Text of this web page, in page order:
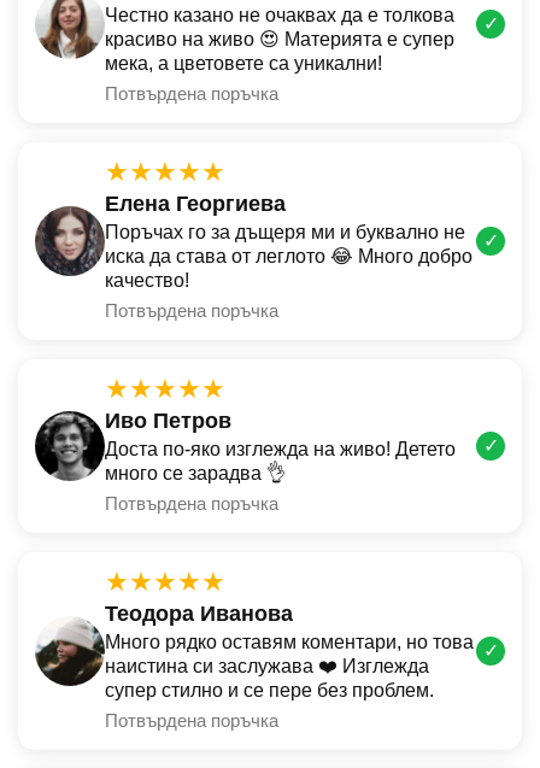
Честно казано не очаквах да е толкова
красиво на живо 😍 Материята е супер
мека, а цветовете са уникални!
Потвърдена поръчка
✓
★★★★★
Елена Георгиева
Поръчах го за дъщеря ми и буквално не
иска да става от леглото 😂 Много добро
качество!
Потвърдена поръчка
✓
★★★★★
Иво Петров
Доста по-яко изглежда на живо! Детето
много се зарадва 👌
Потвърдена поръчка
✓
★★★★★
Теодора Иванова
Много рядко оставям коментари, но това
наистина си заслужава ❤️ Изглежда
супер стилно и се пере без проблем.
Потвърдена поръчка
✓